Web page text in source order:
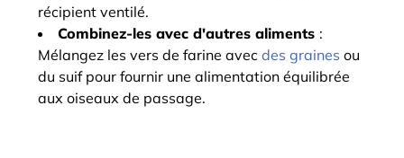
récipient ventilé.
Combinez-les avec d'autres aliments :
Mélangez les vers de farine avec des graines ou
du suif pour fournir une alimentation équilibrée
aux oiseaux de passage.